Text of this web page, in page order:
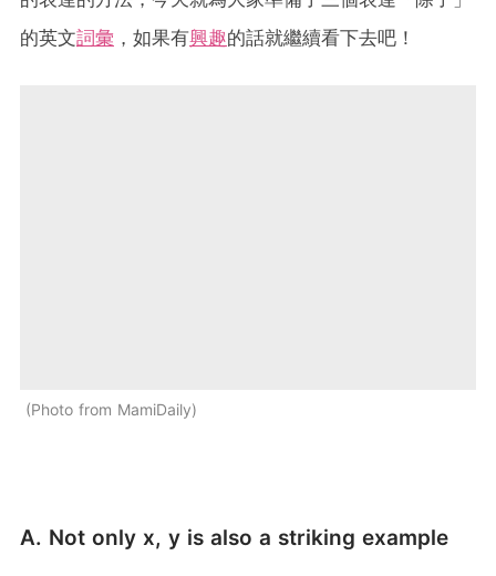
的英文詞彙 ，如果有興趣的話就繼續看下去吧！
Photo from MamiDaily
A. Not only x, y is also a striking example